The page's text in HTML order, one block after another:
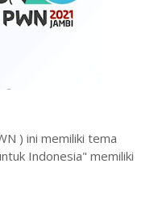
) ini memiliki tema
Indonesia" memiliki